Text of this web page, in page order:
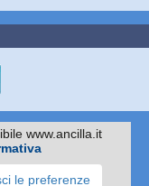
TV
04067070260
www.ancilla.it
le preferenze